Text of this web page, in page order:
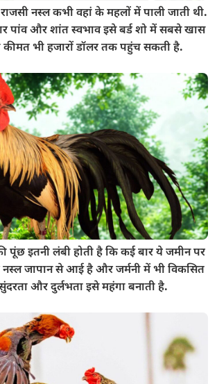
नस्ल कभी वहां के महलों में पाली जाती थी.
पांव और शांत स्वभाव इसे बर्ड शो में सबसे खास
भी हजारों डॉलर तक पहुंच सकती है.
पूंछ इतनी लंबी होती है कि कई बार ये जमीन पर
जापान से आई है और जर्मनी में भी विकसित
और दुर्लभता इसे महंगा बनाती है.